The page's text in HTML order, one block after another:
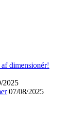
dimensionér!
2025
07/08/2025